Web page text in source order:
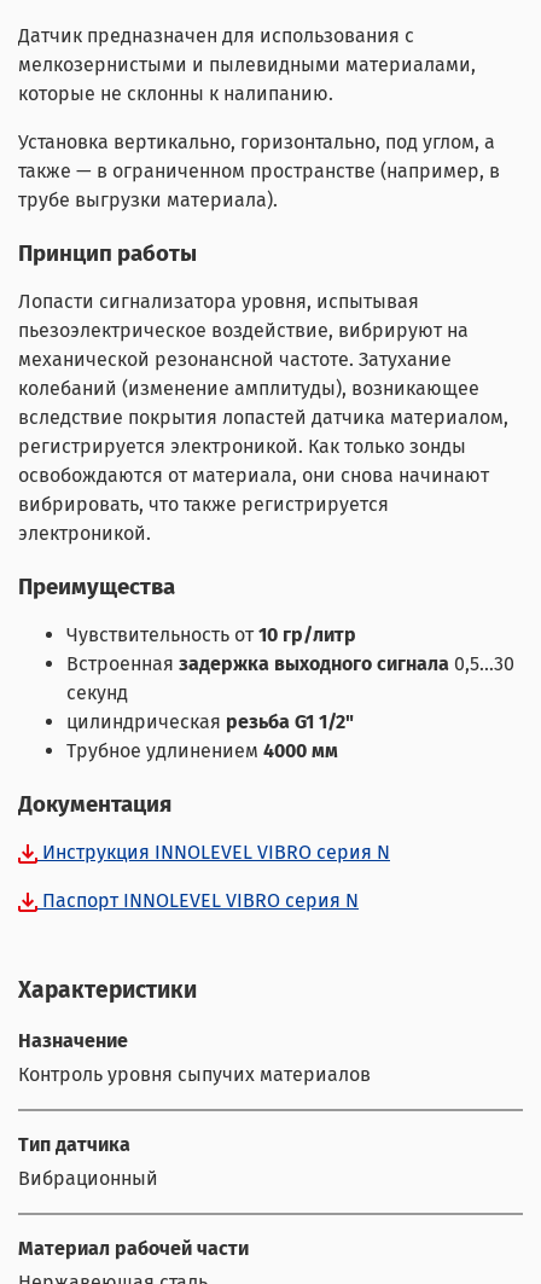
Датчик предназначен для использования с
мелкозернистыми и пылевидными материалами,
которые не склонны к налипанию.
Установка вертикально, горизонтально, под углом, а
также — в ограниченном пространстве (например, в
трубе выгрузки материала).
Принцип работы
Лопасти сигнализатора уровня, испытывая
пьезоэлектрическое воздействие, вибрируют на
механической резонансной частоте. Затухание
колебаний (изменение амплитуды), возникающее
вследствие покрытия лопастей датчика материалом,
регистрируется электроникой. Как только зонды
освобождаются от материала, они снова начинают
вибрировать, что также регистрируется
электроникой.
Преимущества
Чувствительность от10 гр/литр
Встроенная задержка выходного сигнала 0,5…30
секунд
цилиндрическая резьба G1 1/2"
Трубное удлинением 4000 мм
Документация
Инструкция INNOLEVEL VIBRO серия N
Паспорт INNOLEVEL VIBRO серия N
Характеристики
Назначение
Контроль уровня сыпучих материалов
Тип датчика
Вибрационный
Материал рабочей части